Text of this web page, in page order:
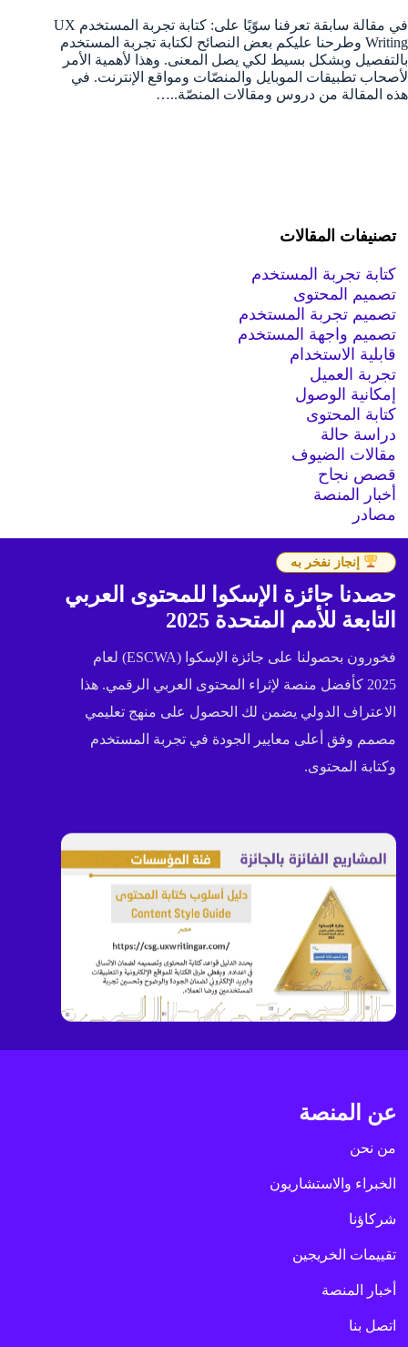
في مقالة سابقة تعرفنا سوّيًا على: كتابة تجربة المستخدم UX
Writing وطرحنا عليكم بعض النصائح لكتابة تجربة المستخدم
بالتفصيل وبشكل بسيط لكي يصل المعنى. وهذا لأهمية الأمر
لأصحاب تطبيقات الموبايل والمنصّات ومواقع الإنترنت. في
هذه المقالة من دروس ومقالات المنصّة..…
تصنيفات المقالات
كتابة تجربة المستخدم
تصميم المحتوى
تصميم تجربة المستخدم
تصميم واجهة المستخدم
قابلية الاستخدام
تجربة العميل
إمكانية الوصول
كتابة المحتوى
دراسة حالة
مقالات الضيوف
قصص نجاح
أخبار المنصة
مصادر
إنجاز نفخر به
حصدنا جائزة الإسكوا للمحتوى العربي
التابعة للأمم المتحدة 2025
فخورون بحصولنا على جائزة الإسكوا (ESCWA) لعام
2025 كأفضل منصة لإثراء المحتوى العربي الرقمي. هذا
الاعتراف الدولي يضمن لك الحصول على منهج تعليمي
مصمم وفق أعلى معايير الجودة في تجربة المستخدم
وكتابة المحتوى.
عن المنصة
من نحن
الخبراء والاستشاريون
شركاؤنا
تقييمات الخريجين
أخبار المنصة
اتصل بنا